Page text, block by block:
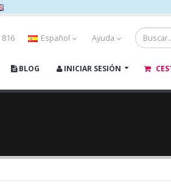
816 Español Ayuda
BLOG INICIAR SESIÓN